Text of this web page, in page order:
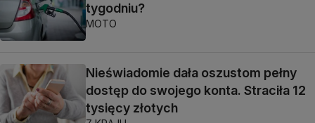
tygodniu?
MOTO
Nieświadomie dała oszustom pełny
dostęp do swojego konta. Straciła 12
tysięcy złotych